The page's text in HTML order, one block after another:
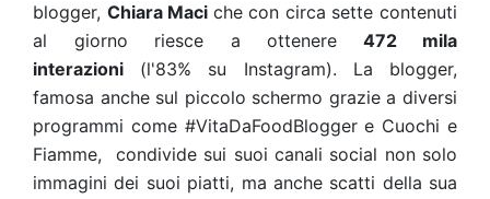
blogger, Chiara Maci che con circa sette contenuti
al giorno riesce a ottenere 472 mila
interazioni (l'83% su Instagram). La blogger,
famosa anche sul piccolo schermo grazie a diversi
programmi come #VitaDaFoodBlogger e Cuochi e
Fiamme, condivide sui suoi canali social non solo
immagini dei suoi piatti, ma anche scatti della sua